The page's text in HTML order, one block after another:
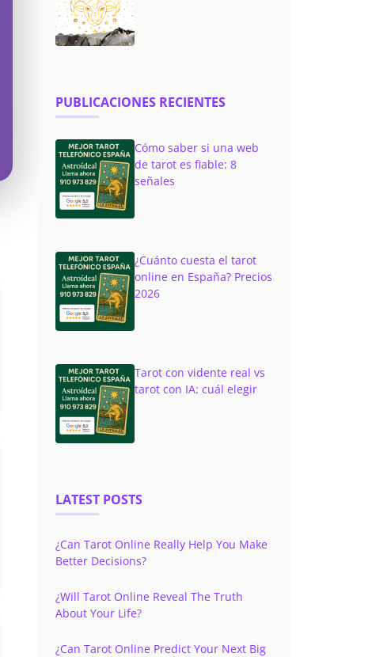
PUBLICACIONES RECIENTES
Cómo saber si una web
de tarot es fiable: 8
señales
¿Cuánto cuesta el tarot
online en España? Precios
2026
Tarot con vidente real vs
tarot con IA: cuál elegir
LATEST POSTS
¿Can Tarot Online Really Help You Make
Better Decisions?
¿Will Tarot Online Reveal The Truth
About Your Life?
¿Can Tarot Online Predict Your Next Big